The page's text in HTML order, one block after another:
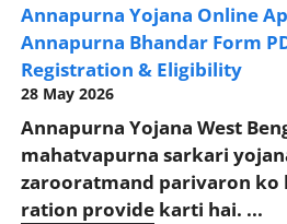
Annapurna Yojana Online
Annapurna Bhandar Form
Registration & Eligibility
28 May 2026
Annapurna Yojana West
mahatvapurna sarkari
zarooratmand parivaron ko
ration provide karti hai. ...